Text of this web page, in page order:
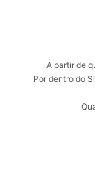
A partir de
Por dentro do